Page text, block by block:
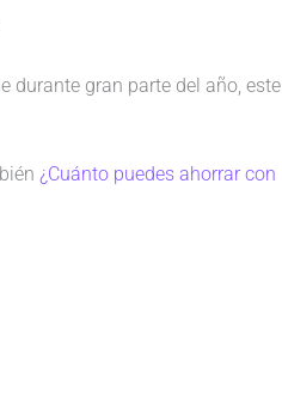
durante gran parte del año, este
¿Cuánto puedes ahorrar con